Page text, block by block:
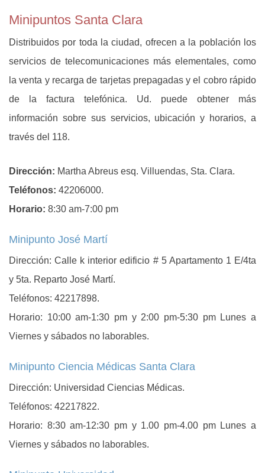
Minipuntos Santa Clara
Distribuidos por toda la ciudad, ofrecen a la población los
servicios de telecomunicaciones más elementales, como
la venta y recarga de tarjetas prepagadas y el cobro rápido
de la factura telefónica. Ud. puede obtener más
información sobre sus servicios, ubicación y horarios, a
través del 118.
Dirección: Martha Abreus esq. Villuendas, Sta. Clara.
Teléfonos: 42206000.
Horario: 8:30 am-7:00 pm
Minipunto José Martí
Dirección: Calle k interior edificio # 5 Apartamento 1 E/4ta
y 5ta. Reparto José Martí.
Teléfonos: 42217898.
Horario: 10:00 am-1:30 pm y 2:00 pm-5:30 pm Lunes a
Viernes y sábados no laborables.
Minipunto Ciencia Médicas Santa Clara
Dirección: Universidad Ciencias Médicas.
Teléfonos: 42217822.
Horario: 8:30 am-12:30 pm y 1.00 pm-4.00 pm Lunes a
Viernes y sábados no laborables.